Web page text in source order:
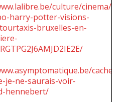
culture/cinema/2024/
harry-potter-visions-
bruxelles-en-
cachez-
je-ne-saurais-voir-
hennebert/